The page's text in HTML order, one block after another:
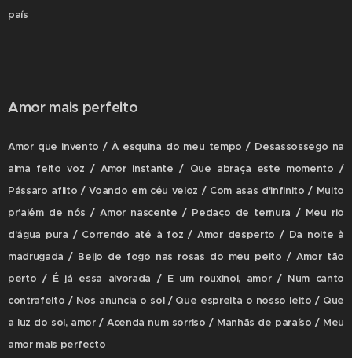
país
Amor mais perfeito
Amor que invento / À esquina do meu tempo / Desassossego na
alma feito voz / Amor instante / Que abraça este momento /
Pássaro aflito / Voando em céu veloz / Com asas d'infinito / Muito
pr'além de nós / Amor nascente / Pedaço de ternura / Meu rio
d'água pura / Correndo até à foz / Amor desperto / Da noite à
madrugada / Beijo de fogo nas rosas do meu peito / Amor tão
perto / É já essa alvorada / E um rouxinol, amor / Num canto
contrafeito / Nos anuncia o sol / Que espreita o nosso leito / Que
a luz do sol, amor / Acenda num sorriso / Manhãs de paraíso / Meu
amor mais perfecto